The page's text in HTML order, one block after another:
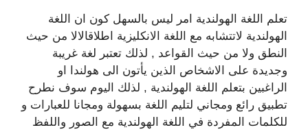
تعلم اللغة الهولندية امر ليس بالسهل كون ان اللغة
الهولندية لاتتشابه مع اللغة الانكليزية اطلاقالالا من حيث
النطق ولا من حيث القواعد , لذلك تعتبر لغة غريبة
وجديدة على الاشخاص الذين يأتون الى هولندا او
الراغبين بتعلم اللغة الهولندية , لذلك اليوم سوف نطرح
تطبيق رائع ومجاني لتليم اللغة بسهولة ومجانا للعبارات و
للكلمات المفردة في اللغة الهولندية مع الصور واللفظ